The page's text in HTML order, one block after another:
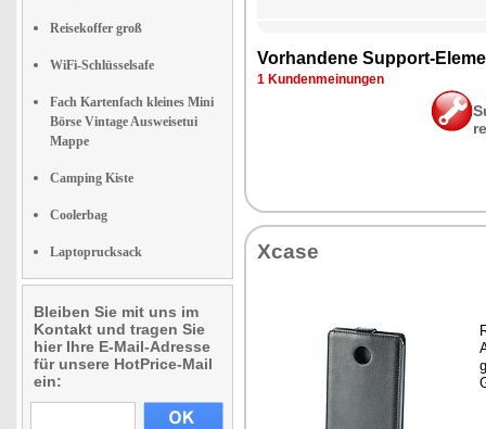
Reisekoffer groß
WiFi-Schlüsselsafe
Fach Kartenfach kleines Mini
Börse Vintage Ausweisetui
Mappe
Camping Kiste
Coolerbag
Laptoprucksack
Bleiben Sie mit uns im
Kontakt und tragen Sie
hier Ihre E-Mail-Adresse
für unsere HotPrice-Mail
ein:
Vor­han­de­ne Sup­port-
1 Kun­den­mei­nun­gen
Xca­se